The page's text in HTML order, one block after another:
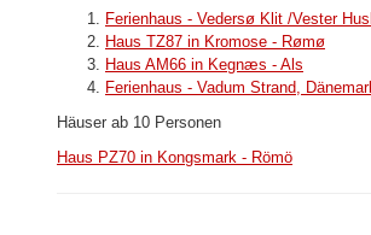
Ferienhaus - Vedersø Klit /Vester
Haus TZ87 in Kromose - Rømø
Haus AM66 in Kegnæs - Als
Ferienhaus - Vadum Strand,
Häuser ab 10 Personen
Haus PZ70 in Kongsmark - Römö